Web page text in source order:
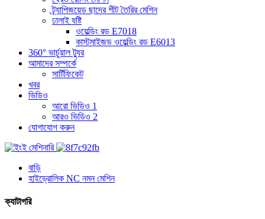
ট্র্যাপিজয়েড ছাদের শীট তৈরির মেশিন
ঢালাই যষ্টি
ওয়েল্ডিং রড E7018
কাস্টমাইজড ওয়েল্ডিং রড E6013
360° ভার্চুয়াল ট্যুর
আমাদের সম্পর্কে
সার্টিফিকেট
খবর
ভিডিও
আরো ভিডিও 1
আরও ভিডিও 2
যোগাযোগ করুন
বাড়ি
হাইড্রোলিক NC নমন মেশিন
ক্যাটাগরি